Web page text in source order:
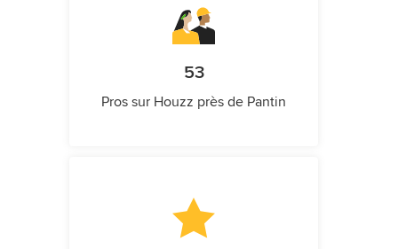
53
Pros sur Houzz près de Pantin